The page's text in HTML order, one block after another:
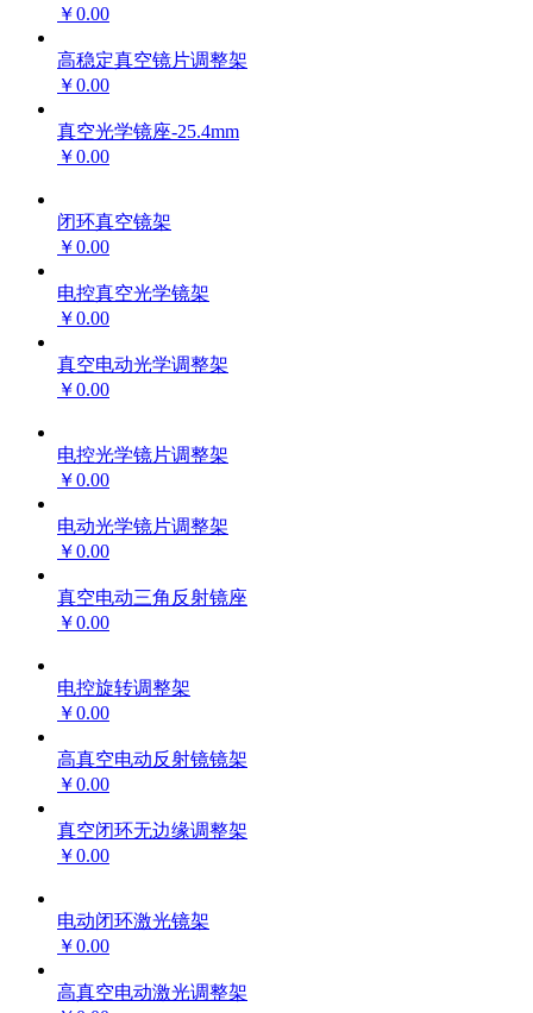
￥0.00
高稳定真空镜片调整架
￥0.00
真空光学镜座-25.4mm
￥0.00
闭环真空镜架
￥0.00
电控真空光学镜架
￥0.00
真空电动光学调整架
￥0.00
电控光学镜片调整架
￥0.00
电动光学镜片调整架
￥0.00
真空电动三角反射镜座
￥0.00
电控旋转调整架
￥0.00
高真空电动反射镜镜架
￥0.00
真空闭环无边缘调整架
￥0.00
电动闭环激光镜架
￥0.00
高真空电动激光调整架